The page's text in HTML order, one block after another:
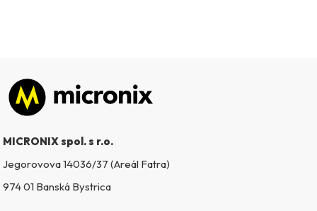
Zápätie
MICRONIX spol. s r.o.
Jegorovova 14036/37 (Areál Fatra)
974 01 Banská Bystrica